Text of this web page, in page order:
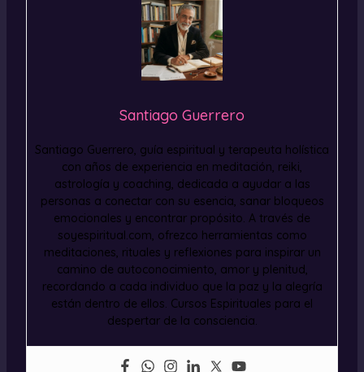
Santiago Guerrero
Santiago Guerrero, guía espiritual y terapeuta holística
con años de experiencia en meditación, reiki,
astrología y coaching, dedicada a ayudar a las
personas a conectar con su esencia, sanar bloqueos
emocionales y encontrar propósito. A través de
soyespiritual.com, ofrezco herramientas como
meditaciones, rituales y reflexiones para inspirar un
camino de autoconocimiento, amor y plenitud,
recordando a cada individuo que la paz y la alegría
están dentro de ellos. Cursos Espirituales para el
despertar de la consciencia.